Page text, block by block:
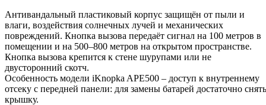
Антивандальный пластиковый корпус защищён от пыли и
влаги, воздействия солнечных лучей и механических
повреждений. Кнопка вызова передаёт сигнал на 100 метров в
помещении и на 500–800 метров на открытом пространстве.
Кнопка вызова крепится к стене шурупами или не
двусторонний скотч.
Особенность модели iKnopka APE500 – доступ к внутреннему
отсеку с передней панели: для замены батарей достаточно снять
крышку.